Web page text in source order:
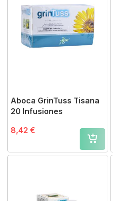
Aboca GrinTuss Tisana
20 Infusiones
8,42 €